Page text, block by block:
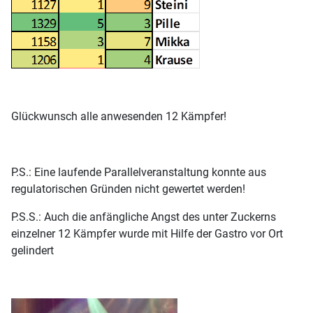
Glückwunsch alle anwesenden 12 Kämpfer!
P.S.: Eine laufende Parallelveranstaltung konnte aus
regulatorischen Gründen nicht gewertet werden!
P.S.S.: Auch die anfängliche Angst des unter Zuckerns
einzelner 12 Kämpfer wurde mit Hilfe der Gastro vor Ort
gelindert